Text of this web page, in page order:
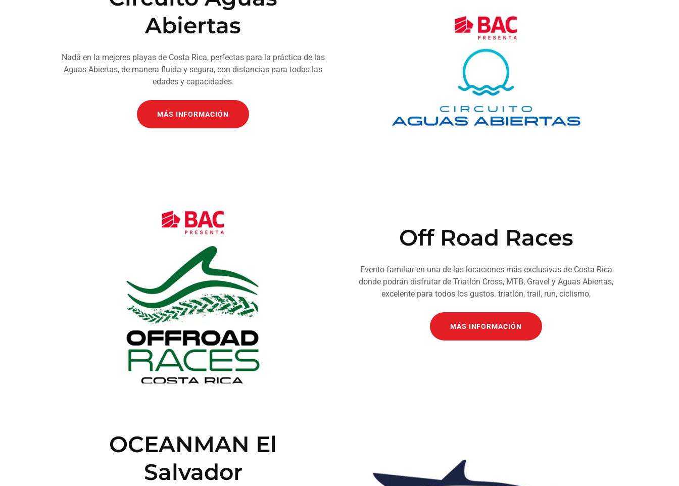
Abiertas
Nadá en la mejores playas de Costa Rica, perfectas para la práctica de las
Aguas Abiertas, de manera fluida y segura, con distancias para todas las
edades y capacidades.
MÁS INFORMACIÓN
Off Road Races
Evento familiar en una de las locaciones más exclusivas de Costa Rica
donde podrán disfrutar de Triatlón Cross, MTB, Gravel y Aguas Abiertas,
excelente para todos los gustos. triatlón, trail, run, ciclismo,
MÁS INFORMACIÓN
OCEANMAN El
Salvador